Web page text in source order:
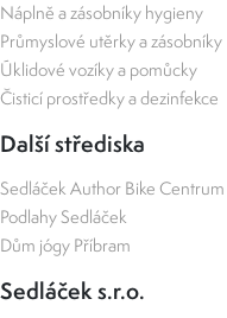
Náplně a zásobníky hygieny
Průmyslové utěrky a zásobníky
Úklidové vozíky a pomůcky
Čisticí prostředky a dezinfekce
Další střediska
Sedláček Author Bike Centrum
Podlahy Sedláček
Dům jógy Příbram
Sedláček s.r.o.